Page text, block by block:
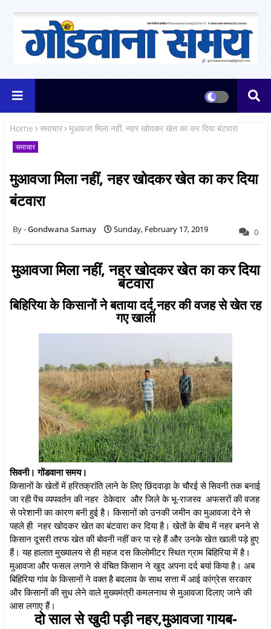
Home समाचार मुआवजा मिला नहीं, नहर खोदकर खेत का कर दिया बंटवारा
समाचार
मुआवजा मिला नहीं, नहर खोदकर खेत का कर दिया
बंटवारा
Gondwana Samay Sunday, February 17, 2019 0
मुआवजा मिला नहीं, नहर खोदकर खेत का कर दिया
बंटवारा
बिहिरिया के किसानों ने बताया दर्द,नहर की वजह से खेत रह
गए खाली
सिवनी। गोंडवाना समय।
किसानों के खेतों में हरितक्रांति लाने के लिए छिंदवाड़ा के चौरई से सिवनी तक बनाई
जा रही पेंच व्यपवर्तन की नहर ठेकेदार और जिले के भू-राजस्व अफसरों की वजह
से परेशानी का कारण बनी हुई है। किसानों को उनकी जमीन का मुआवजा देने से
पहले ही नहर खोदकर खेत का बंटवारा कर दिया है। खेतों के बीच में नहर बनने से
किसान दूसरी तरफ खेत की बोवनी नहीं कर पा रहे हैं और उनके खेत खाली पड़े हुए
हैं। यह हालात मुख्यालय से ही महज दस किलोमीटर स्थित ग्राम बिहिरिया में है।
मुआवजा और फसल लगाने से वंचित किसान ने खुद अपना दर्द बयां किया है। अब
बिहिरिया गांव के किसानों ने वक्त है बदलाव के साथ सत्ता में आई कांग्रेस सरकार
और किसानों की सुध लेने वाले मुख्यमंत्री कमलनाथ से मुआवजा दिलाए जाने की
आस लगाए हैं।
दो साल से खुदी पड़ी नहर,मुआवजा गायब-